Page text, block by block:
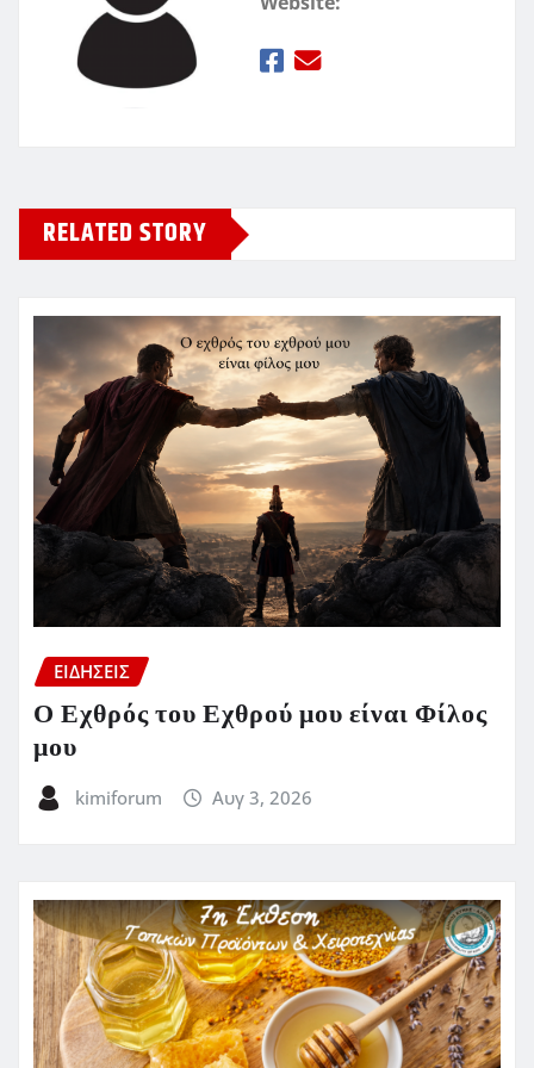
RELATED STORY
ΕΙΔΗΣΕΙΣ
Ο Εχθρός του Εχθρού μου είναι Φίλος
μου
kimiforum Αυγ 3, 2026